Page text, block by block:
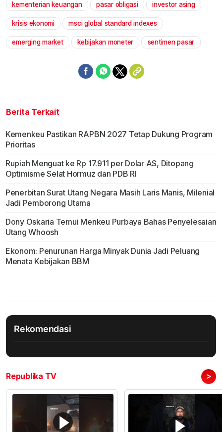
kementerian keuangan pasar obligasi investor asing
krisis ekonomi msci global standard indexes
emerging market kebijakan moneter sentimen pasar
Berita Terkait
Kemenkeu Pastikan RAPBN 2027 Tetap Dukung Program
Prioritas
Rupiah Menguat ke Rp 17.911 per Dolar AS, Ditopang
Optimisme Selat Hormuz dan PDB RI
Penerbitan Surat Utang Negara Masih Laris Manis, Milenial
Jadi Pemborong Utama
Dony Oskaria Temui Menkeu Purbaya Bahas Penyelesaian
Utang Whoosh
Ekonom: Penurunan Harga Minyak Dunia Jadi Peluang
Menata Kebijakan BBM
Rekomendasi
Republika TV >